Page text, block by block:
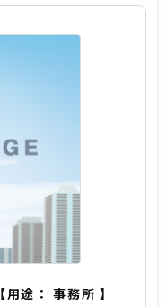
【用途：事務所 】